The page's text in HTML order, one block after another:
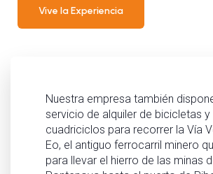
Vive la Experiencia
Nuestra empresa también
servicio de alquiler de bicicletas y
cuadriciclos para recorrer la Vía
Eo, el antiguo ferrocarril minero
para llevar el hierro de las minas